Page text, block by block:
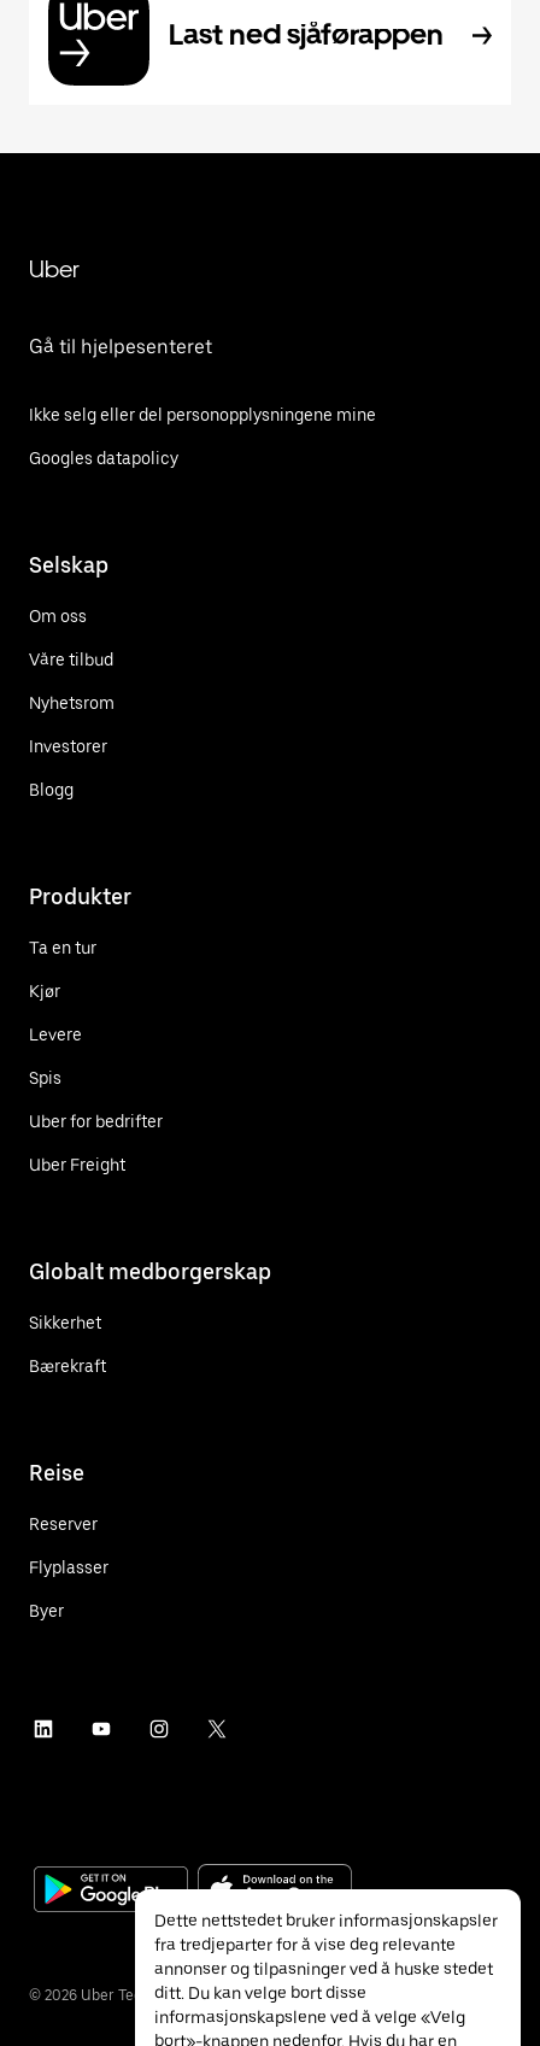
Last ned sjåførappen
Uber
Gå til hjelpesenteret
Ikke selg eller del personopplysningene mine
Googles datapolicy
Selskap
Om oss
Våre tilbud
Nyhetsrom
Investorer
Blogg
Produkter
Ta en tur
Kjør
Levere
Spis
Uber for bedrifter
Uber Freight
Globalt medborgerskap
Sikkerhet
Bærekraft
Reise
Reserver
Flyplasser
Byer
© 2026 Uber Technologies Inc.
Dette nettstedet bruker informasjonskapsler
fra tredjeparter for å vise deg relevante
annonser og tilpasninger ved å huske stedet
ditt. Du kan velge bort disse
informasjonskapslene ved å velge «Velg
bort»-knappen nedenfor. Hvis du har en